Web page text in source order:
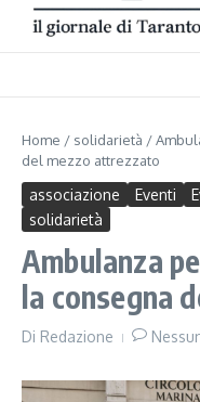
Home / solidarietà /
del mezzo attrezzato
associazione Eventi
solidarietà
Ambulanza
la consegna
Di Redazione